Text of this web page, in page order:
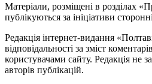
Матеріали, розміщені в розділах
публікуються за ініціативи
Редакція інтернет-видання
відповідальності за зміст
користувачами сайту. Редакція не
авторів публікацій.